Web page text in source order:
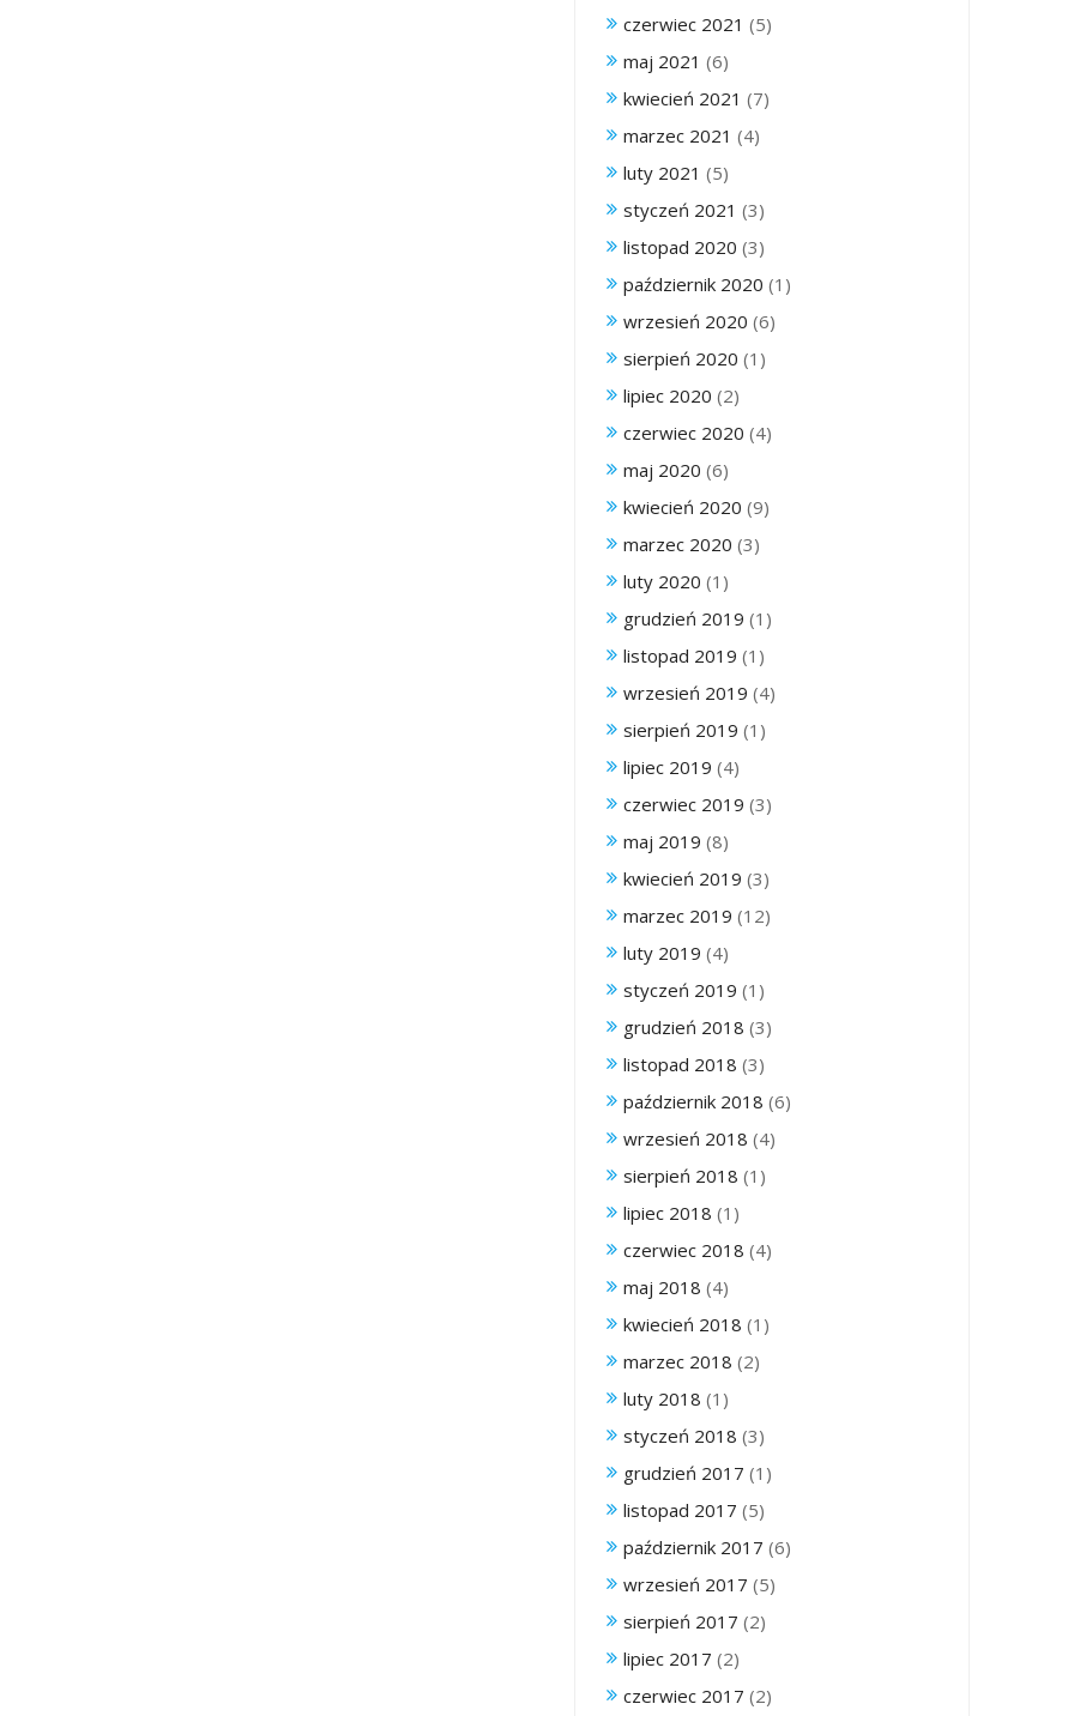
czerwiec 2021 (5)
maj 2021 (6)
kwiecień 2021 (7)
marzec 2021 (4)
luty 2021 (5)
styczeń 2021 (3)
listopad 2020 (3)
październik 2020 (1)
wrzesień 2020 (6)
sierpień 2020 (1)
lipiec 2020 (2)
czerwiec 2020 (4)
maj 2020 (6)
kwiecień 2020 (9)
marzec 2020 (3)
luty 2020 (1)
grudzień 2019 (1)
listopad 2019 (1)
wrzesień 2019 (4)
sierpień 2019 (1)
lipiec 2019 (4)
czerwiec 2019 (3)
maj 2019 (8)
kwiecień 2019 (3)
marzec 2019 (12)
luty 2019 (4)
styczeń 2019 (1)
grudzień 2018 (3)
listopad 2018 (3)
październik 2018 (6)
wrzesień 2018 (4)
sierpień 2018 (1)
lipiec 2018 (1)
czerwiec 2018 (4)
maj 2018 (4)
kwiecień 2018 (1)
marzec 2018 (2)
luty 2018 (1)
styczeń 2018 (3)
grudzień 2017 (1)
listopad 2017 (5)
październik 2017 (6)
wrzesień 2017 (5)
sierpień 2017 (2)
lipiec 2017 (2)
czerwiec 2017 (2)